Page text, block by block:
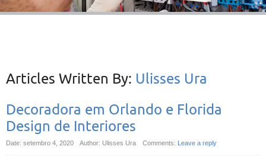
Articles Written By: Ulisses Ura
Decoradora em Orlando e Florida
Design de Interiores
Date: setembro 4, 2020 Author: Ulisses Ura Comments: Leave a reply